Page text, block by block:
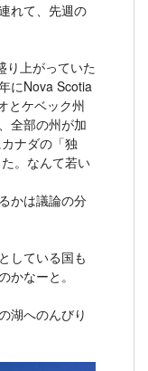
れて、先週の
り上がっていた
にNova Scotia
とケベック州
全部の州が加
ナダの「独
。なんて若い
かは議論の分
している国も
かなーと。
湖へのんびり